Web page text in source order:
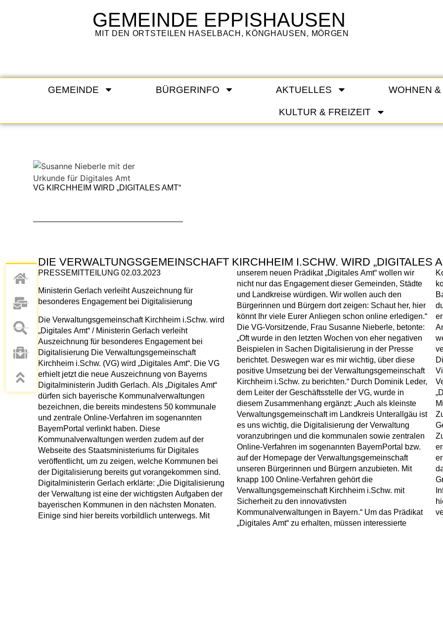
GEMEINDE EPPISHAUSEN
MIT DEN ORTSTEILEN HASELBACH, KÖNGHAUSEN, MÖRGEN
GEMEINDE BÜRGERINFO AKTUELLES WOHNEN
KULTUR & FREIZEIT
VG KIRCHHEIM WIRD „DIGITALES AMT“
DIE VERWALTUNGSGEMEINSCHAFT KIRCHHEIM I.SCHW. WIRD „DIGITALES
PRESSEMITTEILUNG 02.03.2023
Ministerin Gerlach verleiht Auszeichnung für
besonderes Engagement bei Digitalisierung
Die Verwaltungsgemeinschaft Kirchheim i.Schw. wird
„Digitales Amt“ / Ministerin Gerlach verleiht
Auszeichnung für besonderes Engagement bei
Digitalisierung Die Verwaltungsgemeinschaft
Kirchheim i.Schw. (VG) wird „Digitales Amt“. Die VG
erhielt jetzt die neue Auszeichnung von Bayerns
Digitalministerin Judith Gerlach. Als „Digitales Amt“
dürfen sich bayerische Kommunalverwaltungen
bezeichnen, die bereits mindestens 50 kommunale
und zentrale Online-Verfahren im sogenannten
BayernPortal verlinkt haben. Diese
Kommunalverwaltungen werden zudem auf der
Webseite des Staatsministeriums für Digitales
veröffentlicht, um zu zeigen, welche Kommunen bei
der Digitalisierung bereits gut vorangekommen sind.
Digitalministerin Gerlach erklärte: „Die Digitalisierung
der Verwaltung ist eine der wichtigsten Aufgaben der
bayerischen Kommunen in den nächsten Monaten.
Einige sind hier bereits vorbildlich unterwegs. Mit
unserem neuen Prädikat „Digitales Amt“ wollen wir
nicht nur das Engagement dieser Gemeinden, Städte
und Landkreise würdigen. Wir wollen auch den
Bürgerinnen und Bürgern dort zeigen: Schaut her, hier
könnt Ihr viele Eurer Anliegen schon online erledigen.“
Die VG-Vorsitzende, Frau Susanne Nieberle, betonte:
„Oft wurde in den letzten Wochen von eher negativen
Beispielen in Sachen Digitalisierung in der Presse
berichtet. Deswegen war es mir wichtig, über diese
positive Umsetzung bei der Verwaltungsgemeinschaft
Kirchheim i.Schw. zu berichten.“ Durch Dominik Leder,
dem Leiter der Geschäftsstelle der VG, wurde in
diesem Zusammenhang ergänzt: „Auch als kleinste
Verwaltungsgemeinschaft im Landkreis Unterallgäu ist
es uns wichtig, die Digitalisierung der Verwaltung
voranzubringen und die kommunalen sowie zentralen
Online-Verfahren im sogenannten BayernPortal bzw.
auf der Homepage der Verwaltungsgemeinschaft
unseren Bürgerinnen und Bürgern anzubieten. Mit
knapp 100 Online-Verfahren gehört die
Verwaltungsgemeinschaft Kirchheim i.Schw. mit
Sicherheit zu den innovativsten
Kommunalverwaltungen in Bayern.“ Um das Prädikat
„Digitales Amt“ zu erhalten, müssen interessierte
Kommunalverwaltungen mindestens 50 rein
kommunale oder zentrale Online-Verfahren im
BayernPortal verlinkt haben. Nach einer Prüfung
durch das Bayerische Staatsministerium für Digitales
erhalten diese ein Schild mit der Aufschrift „Digitales
Amt“, ein Online-Signet für Ihre Website und sie
werden auf der Website des Ministeriums
veröffentlicht. Das Bayerische Staatsministerium für
Digitales unterstützt die Verwaltungen mit einer
Vielzahl von Maßnahmen bei der
Verwaltungsdigitalisierung. Mit dem Förderprogramm
„Digitales Rathaus“ stehen insgesamt rund 42
Millionen Euro bereit. Gemeinden,
Zusammenschlüsse von Gemeinden sowie
Gemeindeverbände im Freistaat Bayern können diese
Zuschüsse im Rahmen des Förderprogramms für die
erstmalige Bereitstellung von Online-Diensten
erhalten. Mit dem „Grundkurs Digitallotse“ vermittelt
das Digitalministerium rechtliche und organisatorische
Grundlagen zur kommunalen Digitalisierung. Weitere
Informationen zum Prädikat „Digitales Amt“ finden Sie
hier: https://www.stmd.bayern.de/themen/digitale-